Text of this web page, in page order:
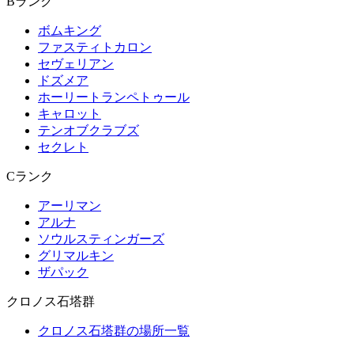
ボムキング
ファスティトカロン
セヴェリアン
ドズメア
ホーリートランペトゥール
キャロット
テンオブクラブズ
セクレト
Cランク
アーリマン
アルナ
ソウルスティンガーズ
グリマルキン
ザパック
クロノス石塔群
クロノス石塔群の場所一覧